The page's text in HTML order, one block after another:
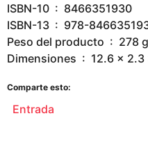
ISBN-10 ‏ : ‎ 8466351930
ISBN-13 ‏ : ‎ 978-
Peso del producto ‏ : ‎ 278 g
Dimensiones ‏ :
Comparte esto:
Entrada